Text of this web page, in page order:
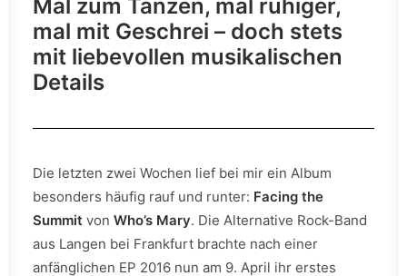
Mal zum Tanzen, mal ruhiger,
mal mit Geschrei – doch stets
mit liebevollen musikalischen
Details
Die letzten zwei Wochen lief bei mir ein Album
besonders häufig rauf und runter: Facing the
Summit von Who’s Mary. Die Alternative Rock-Band
aus Langen bei Frankfurt brachte nach einer
anfänglichen EP 2016 nun am 9. April ihr erstes